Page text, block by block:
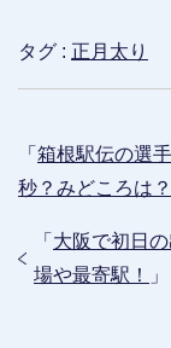
タグ : 正月太り
「 箱根駅伝の選
秒？みどころは？
「 大阪で初日
場や最寄駅！
」